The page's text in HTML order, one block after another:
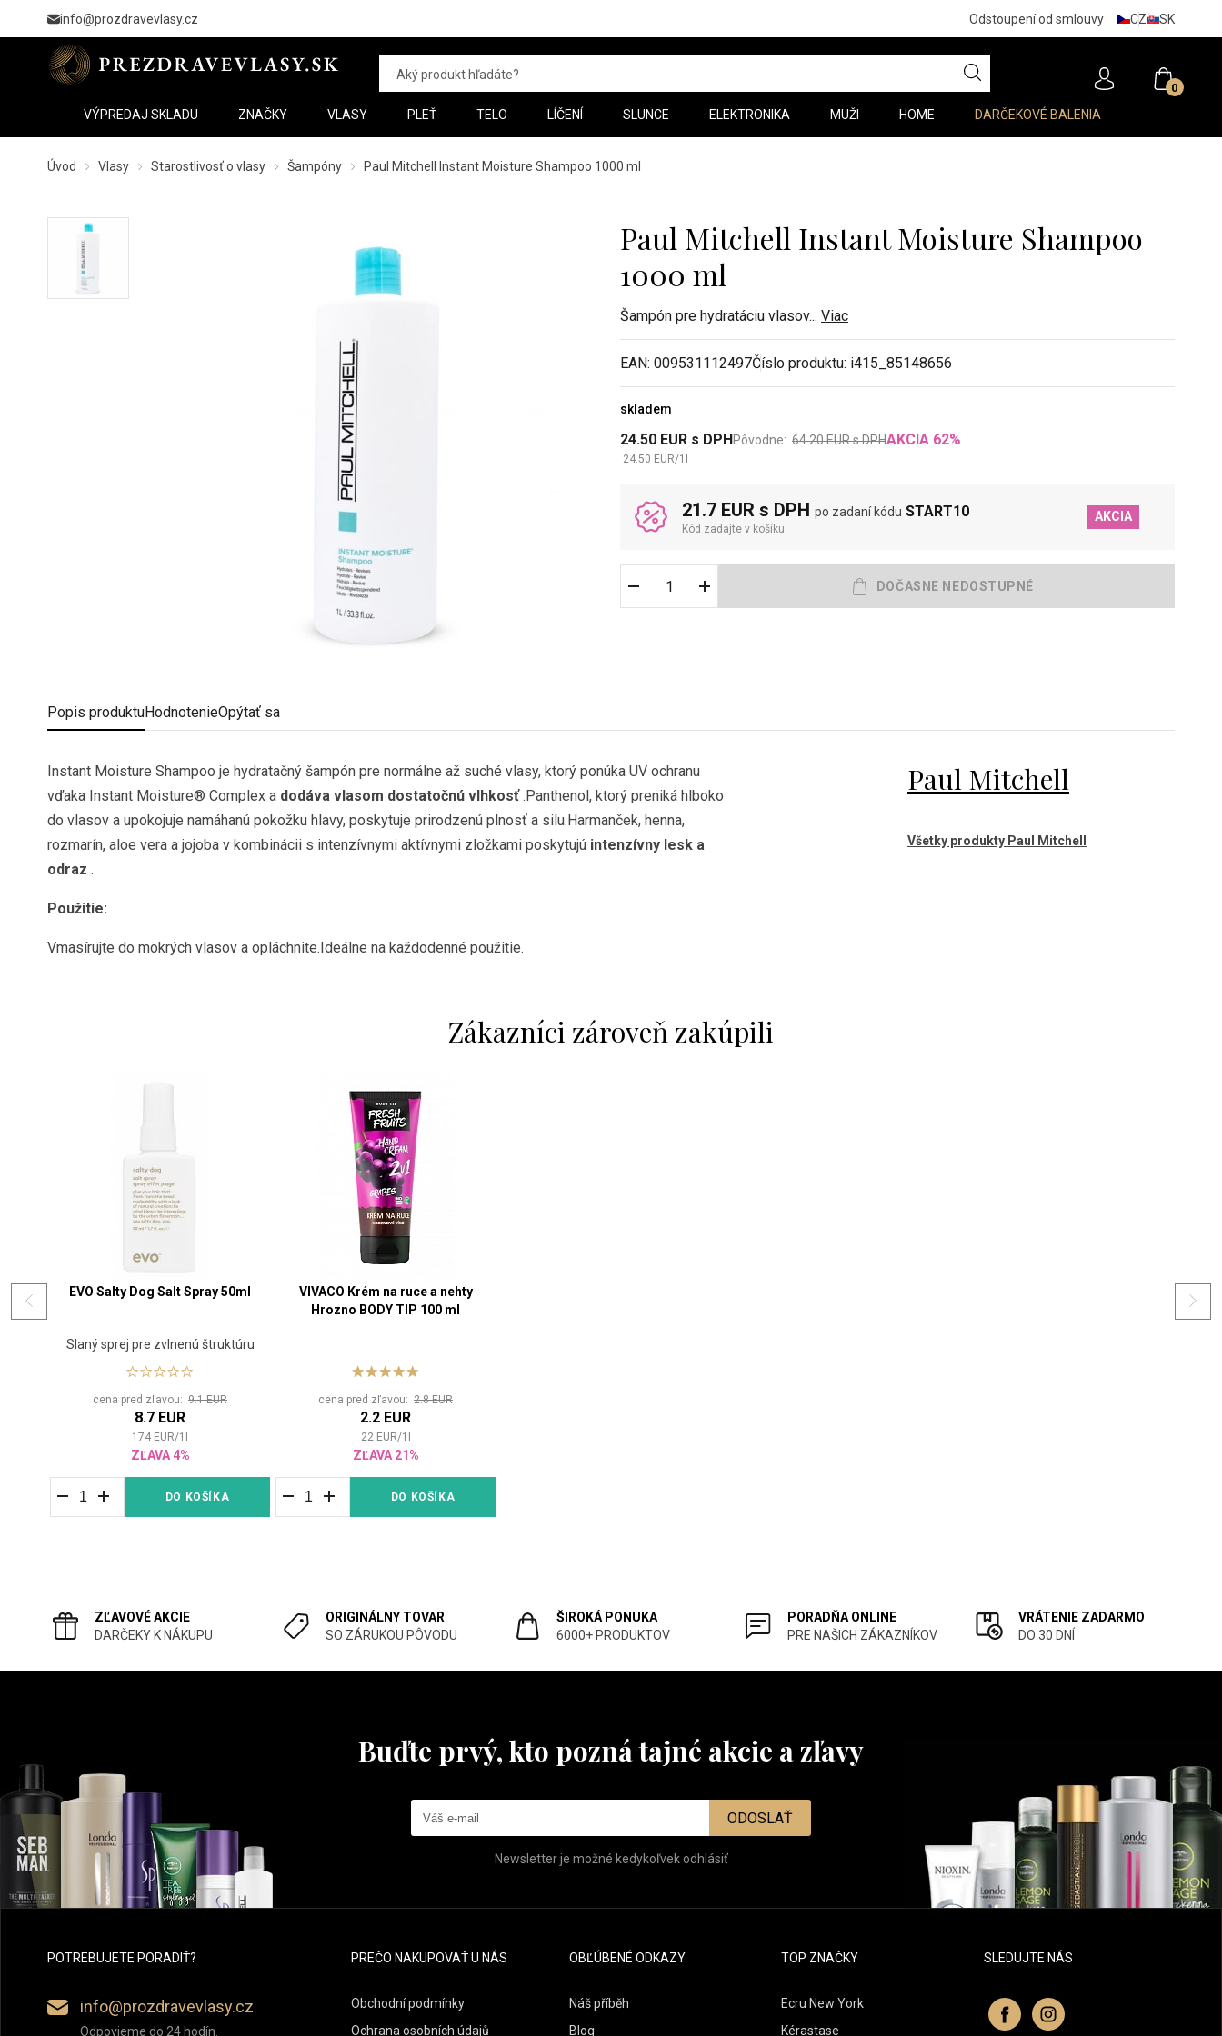
info@prozdravevlasy.cz Odstoupení od smlouvy CZ SK
0
VÝPREDAJ SKLADU ZNAČKY VLASY PLEŤ TELO LÍČENÍ SLUNCE ELEKTRONIKA MUŽI HOME DARČEKOVÉ BALENIA
Úvod Vlasy Starostlivosť o vlasy Šampóny Paul Mitchell Instant Moisture Shampoo 1000 ml
Paul Mitchell Instant Moisture Shampoo
1000 ml
Šampón pre hydratáciu vlasov... Viac
EAN: 009531112497Číslo produktu: i415_85148656
skladem
24.50 EUR s DPH
24.50 EUR/1
Pôvodne: 64.20EURs DPHAKCIA 62%
21.7 EUR s DPH po zadaní kódu START10
Kód zadajte v košíku
AKCIA
Popis produktuHodnotenieOpýtať sa
Instant Moisture Shampoo je hydratačný šampón pre normálne až suché vlasy, ktorý ponúka UV ochranu
vďaka Instant Moisture® Complex a dodáva vlasom dostatočnú vlhkosť.Panthenol, ktorý preniká hlboko
do vlasov a upokojuje namáhanú pokožku hlavy, poskytuje prirodzenú plnosť a silu.Harmanček, henna,
rozmarín, aloe vera a jojoba v kombinácii s intenzívnymi aktívnymi zložkami poskytujú intenzívny lesk a
odraz .
Použitie:
Vmasírujte do mokrých vlasov a opláchnite.Ideálne na každodenné použitie.
Paul Mitchell
Všetky produkty Paul Mitchell
Zákazníci zároveň zakúpili
EVO Salty Dog Salt Spray 50ml
Slaný sprej pre zvlnenú štruktúru
cena pred zľavou: 9.1 EUR
8.7 EUR
174 EUR/1
ZĽAVA 4%
DO KOŠÍKA
VIVACO Krém na ruce a nehty
Hrozno BODY TIP 100 ml
cena pred zľavou: 2.8 EUR
2.2 EUR
22 EUR/1
ZĽAVA 21%
DO KOŠÍKA
ZĽAVOVÉ AKCIE
DARČEKY K NÁKUPU
ORIGINÁLNY TOVAR
SO ZÁRUKOU PÔVODU
ŠIROKÁ PONUKA
6000+ PRODUKTOV
PORADŇA ONLINE
PRE NAŠICH ZÁKAZNÍKOV
VRÁTENIE ZADARMO
DO 30 DNÍ
Buďte prvý, kto pozná tajné akcie a zľavy
ODOSLAŤ
Newsletter je možné kedykoľvek odhlásiť
POTREBUJETE PORADIŤ?
info@prozdravevlasy.cz
Odpovieme do 24 hodín.
PREČO NAKUPOVAŤ U NÁS
Obchodní podmínky
Ochrana osobních údajů
OBĽÚBENÉ ODKAZY
Náš příběh
Blog
TOP ZNAČKY
Ecru New York
Kérastase
SLEDUJTE NÁS